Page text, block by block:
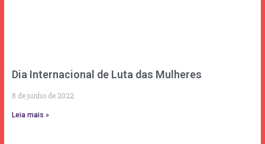
Dia Internacional de Luta das Mulheres
8 de junho de 2022
Leia mais »